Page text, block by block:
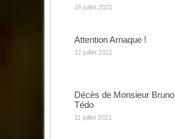
16 juillet 2021
Attention Arnaque !
12 juillet 2021
Décès de Monsieur Bruno
Tédo
11 juillet 2021